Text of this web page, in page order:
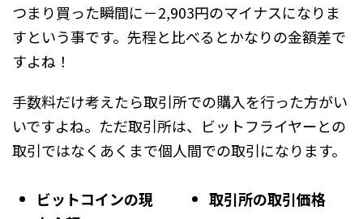
つまり買った瞬間に－2,903円のマイナスになりま
すという事です。先程と比べるとかなりの金額差で
すよね！
手数料だけ考えたら取引所での購入を行った方がい
いですよね。ただ取引所は、ビットフライヤーとの
取引ではなくあくまで個人間での取引になります。
ビットコインの現
取引所の取引価格